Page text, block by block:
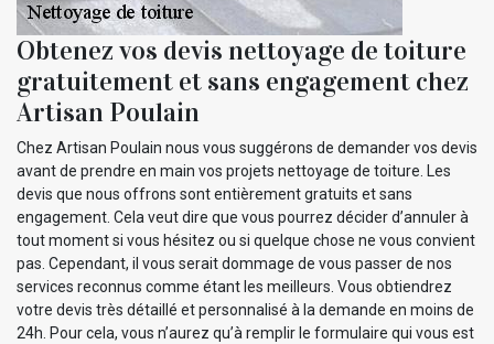
Obtenez vos devis nettoyage de toiture
gratuitement et sans engagement chez
Artisan Poulain
Chez Artisan Poulain nous vous suggérons de demander vos devis
avant de prendre en main vos projets nettoyage de toiture. Les
devis que nous offrons sont entièrement gratuits et sans
engagement. Cela veut dire que vous pourrez décider d’annuler à
tout moment si vous hésitez ou si quelque chose ne vous convient
pas. Cependant, il vous serait dommage de vous passer de nos
services reconnus comme étant les meilleurs. Vous obtiendrez
votre devis très détaillé et personnalisé à la demande en moins de
24h. Pour cela, vous n’aurez qu’à remplir le formulaire qui vous est